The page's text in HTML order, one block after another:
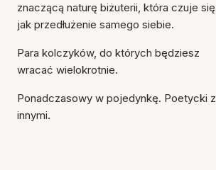
znaczącą naturę biżuterii, która czuje się
jak przedłużenie samego siebie.
Para kolczyków, do których będziesz
wracać wielokrotnie.
Ponadczasowy w pojedynkę. Poetycki z
innymi.